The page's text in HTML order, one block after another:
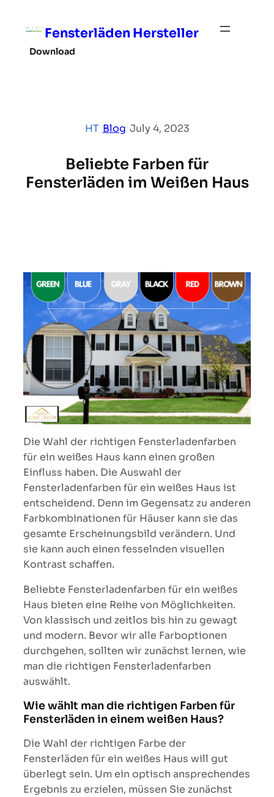
Fensterläden Hersteller
Download
HT Blog July 4, 2023
Beliebte Farben für
Fensterläden im Weißen Haus
Die Wahl der richtigen Fensterladenfarben
für ein weißes Haus kann einen großen
Einfluss haben. Die Auswahl der
Fensterladenfarben für ein weißes Haus ist
entscheidend. Denn im Gegensatz zu anderen
Farbkombinationen für Häuser kann sie das
gesamte Erscheinungsbild verändern. Und
sie kann auch einen fesselnden visuellen
Kontrast schaffen.
Beliebte Fensterladenfarben für ein weißes
Haus bieten eine Reihe von Möglichkeiten.
Von klassisch und zeitlos bis hin zu gewagt
und modern. Bevor wir alle Farboptionen
durchgehen, sollten wir zunächst lernen, wie
man die richtigen Fensterladenfarben
auswählt.
Wie wählt man die richtigen Farben für
Fensterläden in einem weißen Haus?
Die Wahl der richtigen Farbe der
Fensterläden für ein weißes Haus will gut
überlegt sein. Um ein optisch ansprechendes
Ergebnis zu erzielen, müssen Sie zunächst